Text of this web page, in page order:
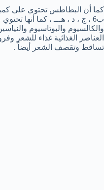
كما أن البطاطس تحتوي علي
ب6 ، ج ، د ، هـــ ، كما أنها
والكالسيوم والبوتاسيوم
العناصر الغذائية غذاء للشعر
تساقط وتقصف الشعر أيضاً .